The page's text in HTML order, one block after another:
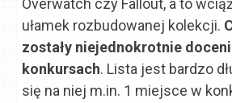
Overwatch czy Fallout, a to
ułamek rozbudowanej kolekcji.
zostały niejednokrotnie
konkursach. Lista jest bardzo
się na niej m.in. 1 miejsce w